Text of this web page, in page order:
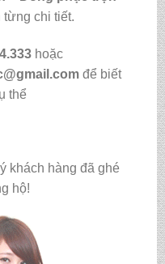
từng chi tiết.
hoặc
để biết
thể
khách hàng đã ghé
hộ!